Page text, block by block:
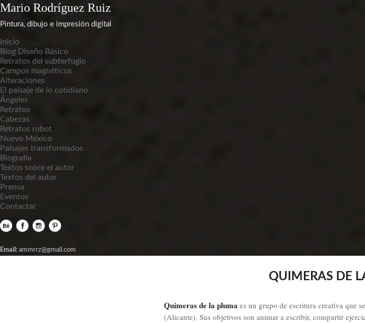
Mario Rodríguez Ruiz
Pintura, dibujo e impresión digital
Inicio
Blog Diseño Básico
Retratos del subterfugio
Campos magnéticos
Alteraciones
El paisaje de lo cotidiano
Ángeles
Retratos
Cabezas
Retratos robot
Nuevo México
Paisajes transformados
Biografía
Textos sobre el autor
Textos del autor
Prensa
Eventos
Contactar
Email: ammrrz@gmail.com
QUIMERAS DE
Quimeras de la pluma es un grupo de escritura creativa que
(Alicante). Sus objetivos son animar a escribir, compartir